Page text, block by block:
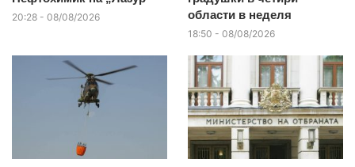
20:28 - 08/08/2026
области в неделя
18:50 - 08/08/2026